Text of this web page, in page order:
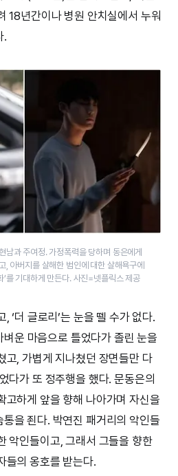
18년간이나 병원 안치실에서 누워
.
남과 주여정. 가정폭력을 당하며 동은에게
, 아버지를 살해한 범인에 대한 살해욕구에
를 기대하게 만든다. 사진=넷플릭스 제공
‘더 글로리’는 눈을 뗄 수가 없다.
운 마음으로 틀었다가 졸린 눈을
고, 가볍게 지나쳤던 장면들만 다
다가 또 정주행을 했다. 문동은의
고하게 앞을 향해 나아가며 자신을
을 죈다. 박연진 패거리의 악인들
악인들이고, 그래서 그들을 향한
들의 옹호를 받는다.